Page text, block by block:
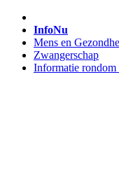
InfoNu
Mens en
Zwangerschap
Informatie rondom